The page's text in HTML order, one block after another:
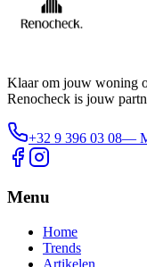
Klaar om jouw woning
Renocheck is jouw
+32 9 396 03 08—
Menu
Home
Trends
Artikelen